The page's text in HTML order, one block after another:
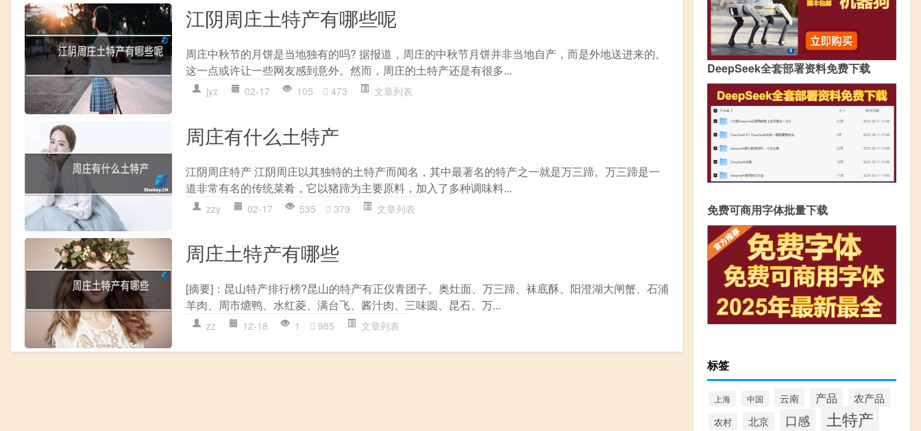
江阴周庄土特产有哪些呢
周庄中秋节的月饼是当地独有的吗? 据报道，周庄的中秋节月饼并非当地自产，而是外地送进来的。
这一点或许让一些网友感到意外。然而，周庄的土特产还是有很多...
jyz 02-17 105 473 文章列表
周庄有什么土特产
江阴周庄特产 江阴周庄以其独特的土特产而闻名，其中最著名的特产之一就是万三蹄。万三蹄是一
道非常有名的传统菜肴，它以猪蹄为主要原料，加入了多种调味料...
zzy 02-17 535 379 文章列表
周庄土特产有哪些
[摘要]：昆山特产排行榜?昆山的特产有正仪青团子、奥灶面、万三蹄、袜底酥、阳澄湖大闸蟹、石浦
羊肉、周市爊鸭、水红菱、满台飞、酱汁肉、三味圆、昆石、万...
zz 12-18 1 985 文章列表
DeepSeek全套部署资料免费下载
免费可商用字体批量下载
标签
上海 中国 云南 产品 农产品
农村 北京 口感 土特产